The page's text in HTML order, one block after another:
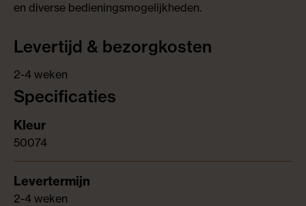
en diverse bedieningsmogelijkheden.
Levertijd & bezorgkosten
2-4 weken
Specificaties
50074
2-4 weken